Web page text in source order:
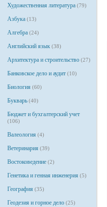
Художественная литература (79)
Азбука (13)
Алгебра (24)
Английский язык (38)
Архитектура и строительство (27)
Банковское дело и аудит (10)
Биология (60)
Букварь (40)
Бюджет и бухгалтерский учет
(106)
Валеология (4)
Ветеринария (39)
Востоковедение (2)
Генетика и генная инженерия (5)
География (35)
Геодезия и горное дело (25)